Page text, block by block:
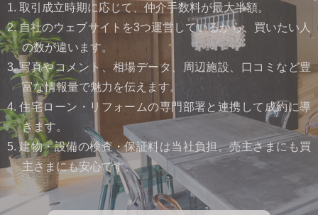
1. 取引成立時期に応じて、仲介手数料が最大半額。
2. 自社のウェブサイトを3つ運営しているから、買いたい人
の数が違います。
3. 写真やコメント、相場データ、周辺施設、口コミなど豊
富な情報量で魅力を伝えます。
4. 住宅ローン・リフォームの専門部署と連携して成約に導
きます。
5. 建物・設備の検査・保証料は当社負担。売主さまにも買
主さまにも安心です。